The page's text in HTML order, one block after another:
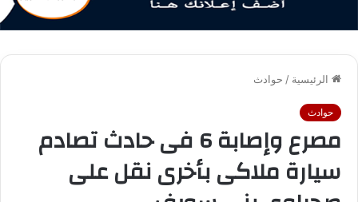
الرئيسية / حوادث
حوادث
مصرع وإصابة 6 فى حادث تصادم
سيارة ملاكى بأخرى نقل على